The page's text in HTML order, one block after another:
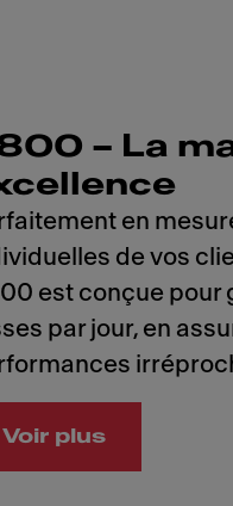
– La
en
de vos
est conçue pour
par jour, en
Voir plus